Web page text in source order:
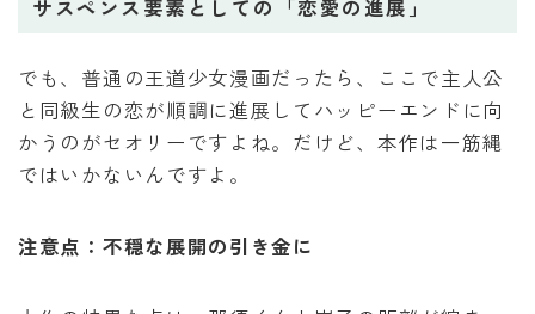
サスペンス要素としての「恋愛の進展」
でも、普通の王道少女漫画だったら、ここで主人公
と同級生の恋が順調に進展してハッピーエンドに向
かうのがセオリーですよね。だけど、本作は一筋縄
ではいかないんですよ。
注意点：不穏な展開の引き金に